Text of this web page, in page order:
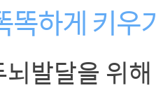
똑하게 키우
발달을 위